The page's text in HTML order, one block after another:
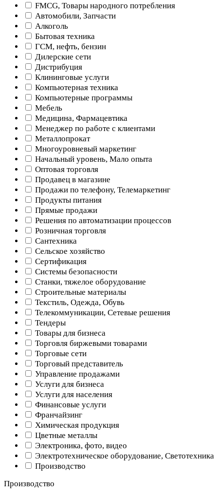
FMCG, Товары народного потребления
Автомобили, Запчасти
Алкоголь
Бытовая техника
ГСМ, нефть, бензин
Дилерские сети
Дистрибуция
Клининговые услуги
Компьютерная техника
Компьютерные программы
Мебель
Медицина, Фармацевтика
Менеджер по работе с клиентами
Металлопрокат
Многоуровневый маркетинг
Начальный уровень, Мало опыта
Оптовая торговля
Продавец в магазине
Продажи по телефону, Телемаркетинг
Продукты питания
Прямые продажи
Решения по автоматизации процессов
Розничная торговля
Сантехника
Сельское хозяйство
Сертификация
Системы безопасности
Станки, тяжелое оборудование
Строительные материалы
Текстиль, Одежда, Обувь
Телекоммуникации, Сетевые решения
Тендеры
Товары для бизнеса
Торговля биржевыми товарами
Торговые сети
Торговый представитель
Управление продажами
Услуги для бизнеса
Услуги для населения
Финансовые услуги
Франчайзинг
Химическая продукция
Цветные металлы
Электроника, фото, видео
Электротехническое оборудование, Светотехника
Производство
Производство